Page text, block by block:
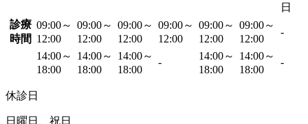
日
診療
時間
09:00～
12:00
09:00～
12:00
09:00～
12:00
09:00～
12:00
09:00～
12:00
09:00～
12:00
-
14:00～
18:00
14:00～
18:00
14:00～
18:00
-
14:00～
18:00
14:00～
18:00
-
休診日
日曜日、祝日